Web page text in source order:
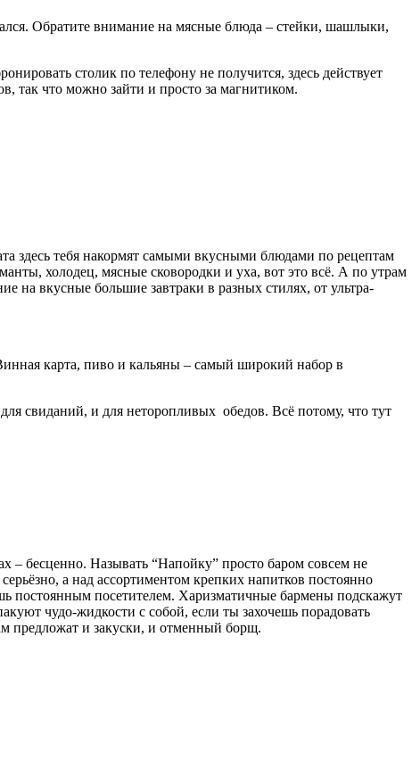
Обратите внимание на мясные блюда – стейки, шашлыки,
столик по телефону не получится, здесь действует
так что можно зайти и просто за магнитиком.
здесь тебя накормят самыми вкусными блюдами по рецептам
холодец, мясные сковородки и уха, вот это всё. А по утрам
на вкусные большие завтраки в разных стилях, от ультра-
карта, пиво и кальяны – самый широкий набор в
свиданий, и для неторопливых обедов. Всё потому, что тут
– бесценно. Называть “Напойку” просто баром совсем не
а над ассортиментом крепких напитков постоянно
постоянным посетителем. Харизматичные бармены подскажут
чудо-жидкости с собой, если ты захочешь порадовать
предложат и закуски, и отменный борщ.